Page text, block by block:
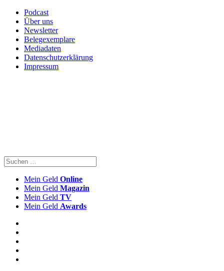
Podcast
Über uns
Newsletter
Belegexemplare
Mediadaten
Datenschutzerklärung
Impressum
Mein Geld Online
Mein Geld Magazin
Mein Geld TV
Mein Geld Awards